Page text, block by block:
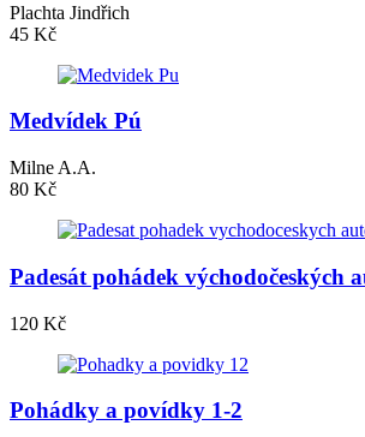
Plachta Jindřich
45 Kč
Medvídek Pú
Milne A.A.
80 Kč
Padesát pohádek východočeských
120 Kč
Pohádky a povídky 1-2